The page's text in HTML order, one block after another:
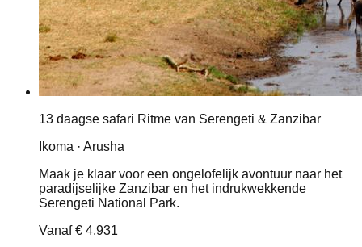
13 daagse safari Ritme van Serengeti & Zanzibar
Ikoma · Arusha
Maak je klaar voor een ongelofelijk avontuur naar het
paradijselijke Zanzibar en het indrukwekkende
Serengeti National Park.
Vanaf€ 4.931